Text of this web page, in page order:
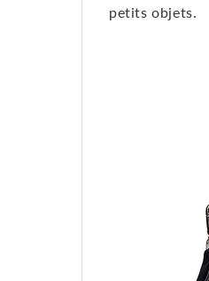
petits objets.